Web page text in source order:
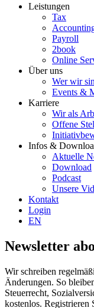
Leistungen
Tax
Payroll
2book
Online
Über uns
Wer wir
Events &
Karriere
Wir als
Offene
Infos &
Aktuelle
Download
Podcast
Unsere
Kontakt
Login
EN
Newsletter
Wir schreiben
Änderungen. So
Steuerrecht,
kostenlos. Registrieren